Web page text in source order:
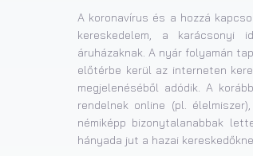
A koronavírus és a hozzá
kereskedelem, a karácsonyi
áruházaknak. A nyár folyamán
előtérbe kerül az interneten
megjelenéséből adódik. A
rendelnek online (pl.
némiképp bizonytalanabbak
hányada jut a hazai